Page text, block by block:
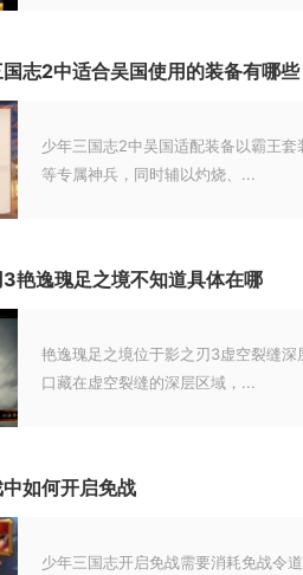
志2中适合吴国使用的装备有哪些
少年三国志2中吴国适配装备以霸王
等专属神兵，同时辅以灼烧、...
艳逸瑰足之境不知道具体在哪
艳逸瑰足之境位于影之刃3虚空裂缝
口藏在虚空裂缝的深层区域，...
如何开启免战
少年三国志开启免战需要消耗免战令